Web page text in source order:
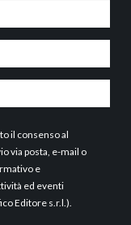
il consenso al
via posta, e-mail o
e
ed eventi
Editore s.r.l.).